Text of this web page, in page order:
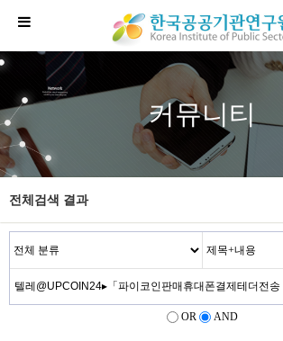
커뮤니티
전체검색 결과
OR AND